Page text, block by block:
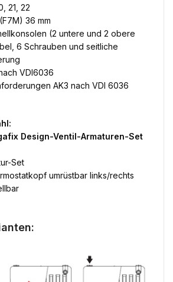
21, 22
36 mm
(2 untere und 2 obere
6 Schrauben und seitliche
VDI6036
AK3 nach VDI 6036
Design-Ventil-Armaturen-Set
Set
umrüstbar links/rechts